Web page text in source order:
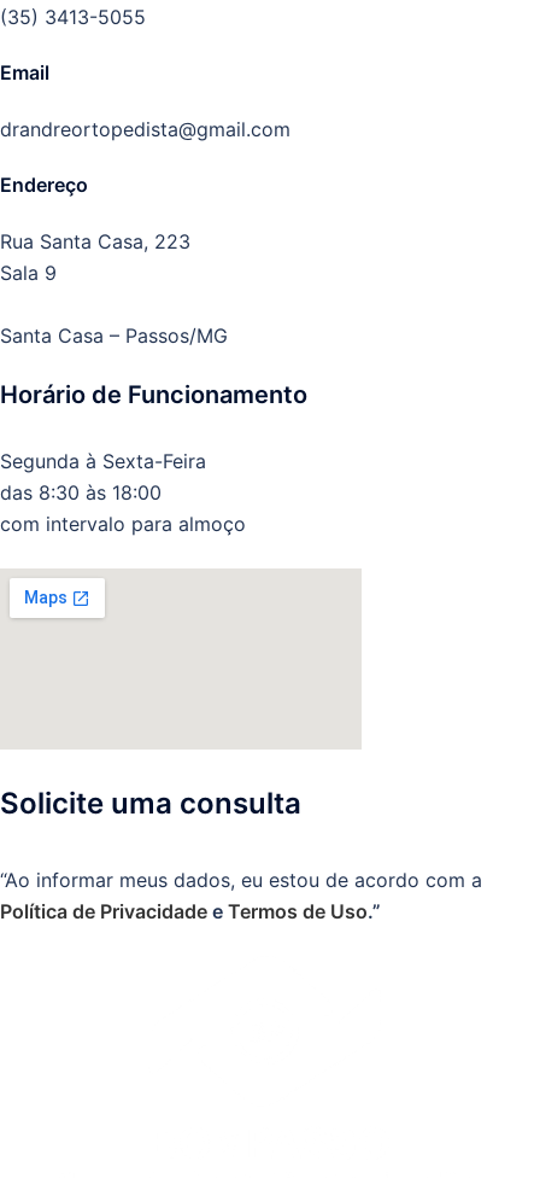
(35) 3413-5055
Email
drandreortopedista@gmail.com
Endereço
Rua Santa Casa, 223
Sala 9
Santa Casa – Passos/MG
Horário de Funcionamento
Segunda à Sexta-Feira
das 8:30 às 18:00
com intervalo para almoço
Solicite uma consulta
“Ao informar meus dados, eu estou de acordo com a
Política de Privacidade e Termos de Uso.”